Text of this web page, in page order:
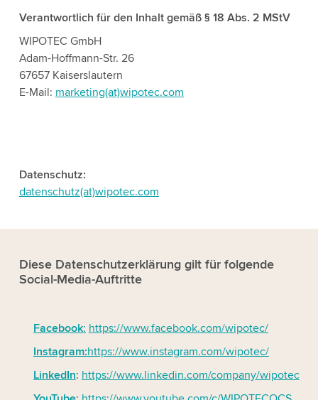
Verantwortlich für den Inhalt gemäß § 18 Abs. 2 MStV
WIPOTEC GmbH
Adam-Hoffmann-Str. 26
67657 Kaiserslautern
E-Mail: marketing(at)wipotec.com
Datenschutz:
datenschutz(at)wipotec.com
Diese Datenschutzerklärung gilt für folgende
Social-Media-Auftritte
Facebook: https://www.facebook.com/wipotec/
Instagram:https://www.instagram.com/wipotec/
LinkedIn: https://www.linkedin.com/company/wipotec